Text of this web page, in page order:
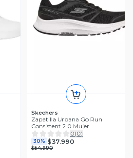
Skechers
Zapatilla Urbana Go Run
Consistent 2.0 Mujer
0(0)
30% $37.990
$54.990